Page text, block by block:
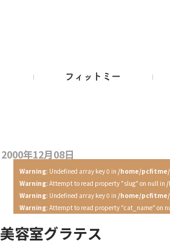
2000年12月08日
Warning: Undefined array key 0 in /home/
Warning: Attempt to read property "slug" on null in
Warning: Undefined array key 0 in /home/
Warning: Attempt to read property "cat_name" on
美容室グラテス